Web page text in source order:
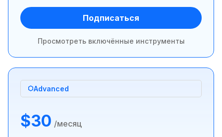
Подписаться
Просмотреть включённые инструменты
Advanced
$30 /месяц